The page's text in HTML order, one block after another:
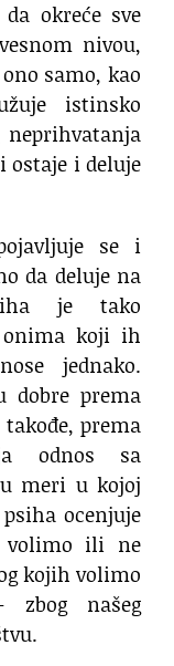
okreće sve
nivou,
samo, kao
istinsko
ostaje i deluje
se i
da deluje na
je tako
koji ih
jednako.
dobre prema
prema
odnos sa
meri u kojoj
ocenjuje
ili ne
kojih volimo
našeg